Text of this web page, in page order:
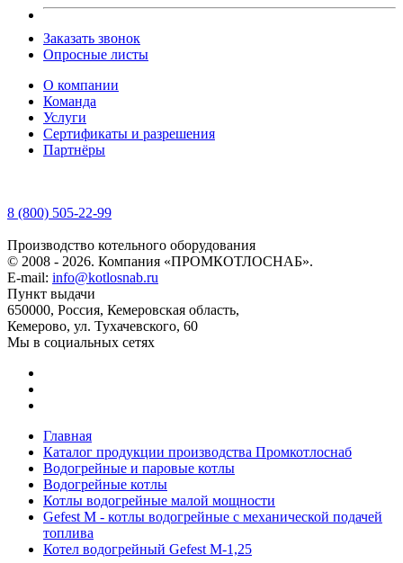
Заказать звонок
Опросные листы
О компании
Команда
Услуги
Сертификаты и разрешения
Партнёры
8 (800) 505-22-99
Производство котельного оборудования
© 2008 - 2026. Компания «ПРОМКОТЛОСНАБ».
E-mail: info@kotlosnab.ru
Пункт выдачи
650000, Россия, Кемеровская область,
Кемерово, ул. Тухачевского, 60
Мы в социальных сетях
Главная
Каталог продукции производства Промкотлоснаб
Водогрейные и паровые котлы
Водогрейные котлы
Котлы водогрейные малой мощности
Gefest M - котлы водогрейные с механической подачей
топлива
Котел водогрейный Gefest M-1,25